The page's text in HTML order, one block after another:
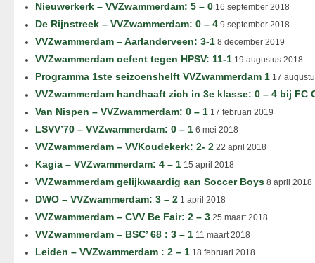
Nieuwerkerk – VVZwammerdam: 5 – 0 16 september 2018
De Rijnstreek – VVZwammerdam: 0 – 4 9 september 2018
VVZwammerdam – Aarlanderveen: 3-1 8 december 2019
VVZwammerdam oefent tegen HPSV: 11-1 19 augustus 2018
Programma 1ste seizoenshelft VVZwammerdam 1 17
VVZwammerdam handhaaft zich in 3e klasse: 0 – 4 bij FC
Van Nispen – VVZwammerdam: 0 – 1 17 februari 2019
LSVV’70 – VVZwammerdam: 0 – 1 6 mei 2018
VVZwammerdam – VVKoudekerk: 2- 2 22 april 2018
Kagia – VVZwammerdam: 4 – 1 15 april 2018
VVZwammerdam gelijkwaardig aan Soccer Boys 8 april 2018
DWO – VVZwammerdam: 3 – 2 1 april 2018
VVZwammerdam – CVV Be Fair: 2 – 3 25 maart 2018
VVZwammerdam – BSC’ 68 : 3 – 1 11 maart 2018
Leiden – VVZwammerdam : 2 – 1 18 februari 2018